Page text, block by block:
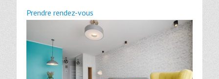
Prendre rendez-vous